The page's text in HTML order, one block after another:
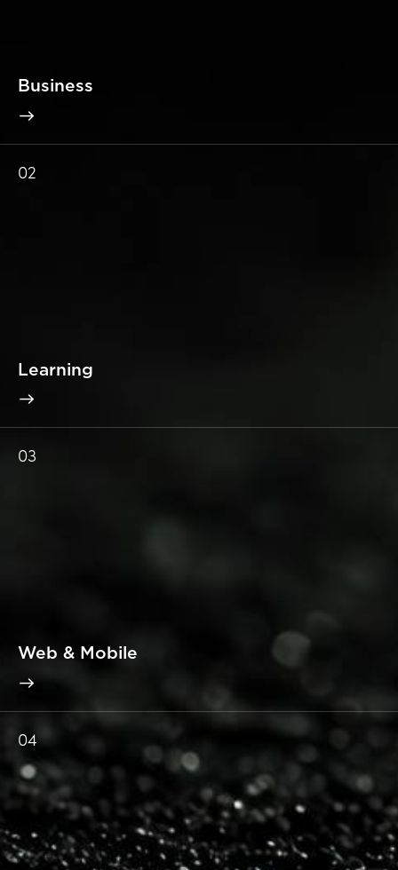
Business
02
Learning
03
Web & Mobile
04